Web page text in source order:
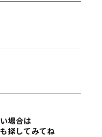
場合は
探してみてね